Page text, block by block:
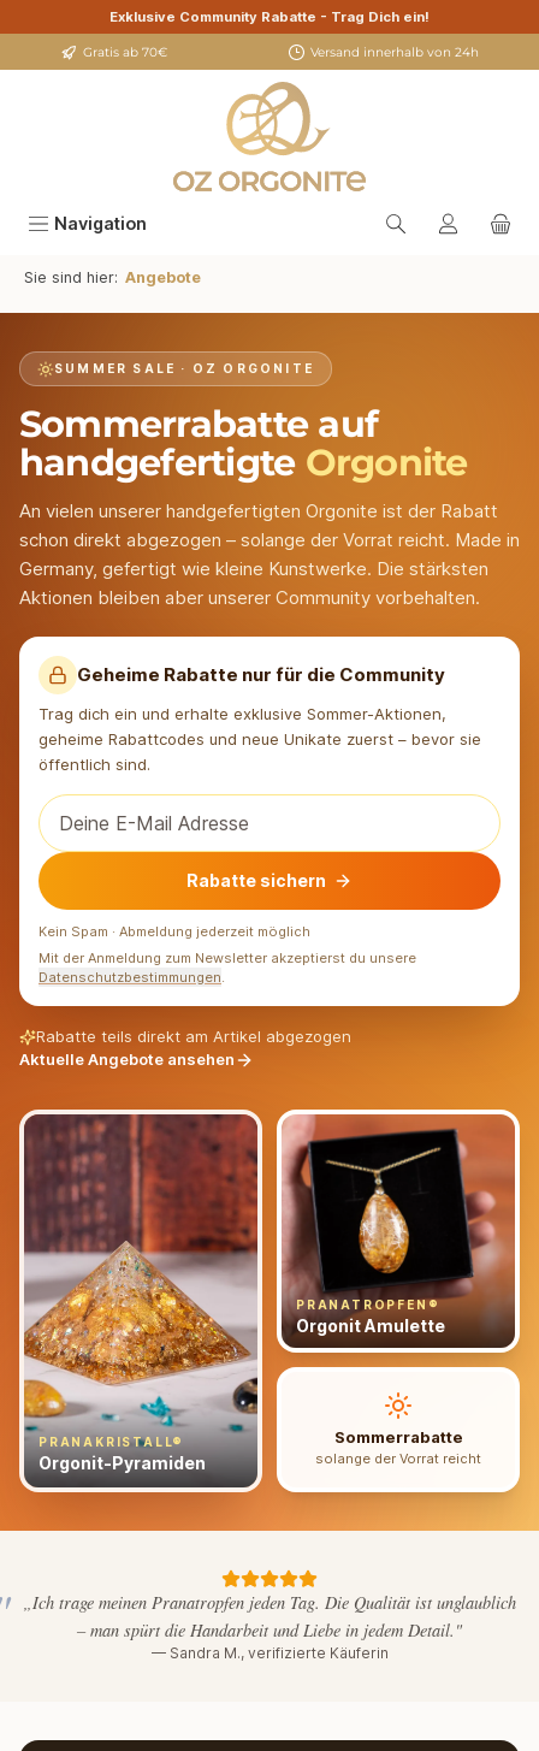
springenExklusive Community Rabatte - Trag Dich ein!
Gratis ab 70€ Versand innerhalb von 24h
Navigation
Sie sind hier: Angebote
SUMMER SALE · OZ ORGONITE
Sommer­rabatte auf
handgefertigte Orgonite
An vielen unserer handgefertigten Orgonite ist der Rabatt
schon direkt abgezogen – solange der Vorrat reicht. Made in
Germany, gefertigt wie kleine Kunstwerke. Die stärksten
Aktionen bleiben aber unserer Community vorbehalten.
Geheime Rabatte nur für die Community
Trag dich ein und erhalte exklusive Sommer-Aktionen,
geheime Rabattcodes und neue Unikate zuerst – bevor sie
öffentlich sind.
Rabatte sichern
Kein Spam · Abmeldung jederzeit möglich
Mit der Anmeldung zum Newsletter akzeptierst du unsere
Datenschutzbestimmungen.
Rabatte teils direkt am Artikel abgezogen
Aktuelle Angebote ansehen
PRANAKRISTALL®
Orgonit-Pyramiden
Oz
PRANATROPFEN®
Orgonit Amulette
Sommer­rabatte
solange der Vorrat reicht
„Ich trage meinen Pranatropfen jeden Tag. Die Qualität ist unglaublich
– man spürt die Handarbeit und Liebe in jedem Detail."
— Sandra M., verifizierte Käuferin